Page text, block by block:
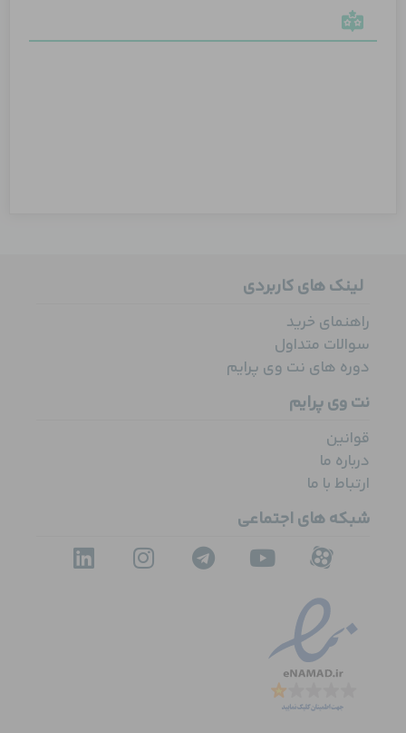
لینک های کاربردی
راهنمای خرید
سوالات متداول
دوره های نت وی پرایم
نت وی پرایم
قوانین
درباره ما
ارتباط با ما
شبکه های اجتماعی